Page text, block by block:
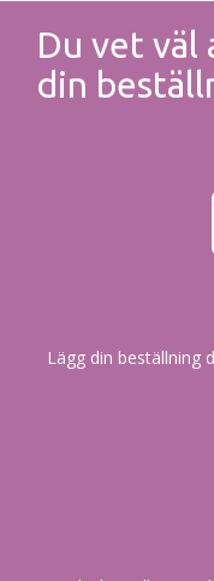
Du vet väl
din
Lägg din beställning